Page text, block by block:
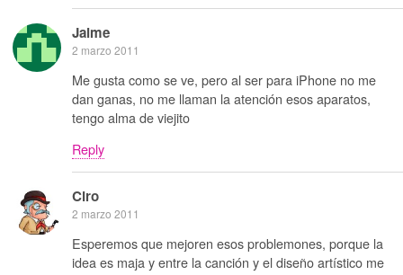
Jaime
2 marzo 2011
Me gusta como se ve, pero al ser para iPhone no me
dan ganas, no me llaman la atención esos aparatos,
tengo alma de viejito
Reply
Ciro
2 marzo 2011
Esperemos que mejoren esos problemones, porque la
idea es maja y entre la canción y el diseño artístico me